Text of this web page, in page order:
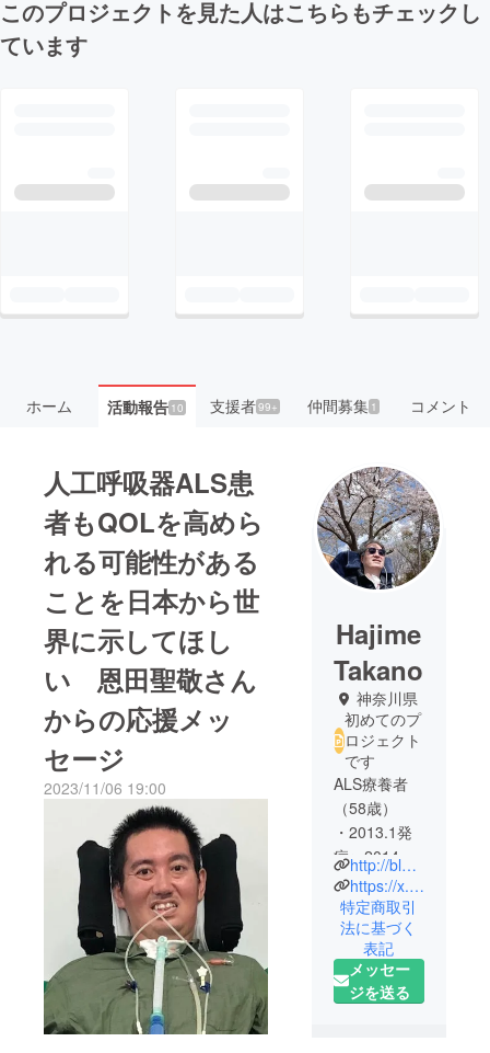
このプロジェクトを見た人はこちらもチェックし
ています
ホーム 活動報告10 支援者99+ 仲間募集 1 コメント
人工呼吸器ALS患
者もQOLを高めら
れる可能性がある
ことを日本から世
界に示してほし
い 恩田聖敬さん
からの応援メッ
セージ
2023/11/06 19:00
Hajime
Takano
神奈川県
初めてのプ
ロジェクト
です
ALS療養者
（58歳）
・2013.1発
症＞2014.10
告知＞
2016.4胃瘻
造設＞
2017.5気管
切開
現在のス
http://blog.gentak.info/
https://x.com/gen_tak?s=20
特定商取引
法に基づく
表記
メッセー
ジを送る